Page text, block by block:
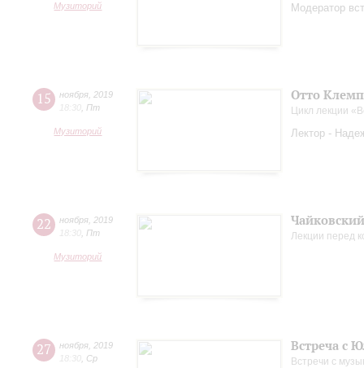
Музиторий Модератор
15 ноября 2019
18:30 Пт
Музиторий
Отто
Цикл лекции
Лектор -
22 ноября 2019
18:30 Пт
Музиторий
Лекции перед
27 ноября 2019
18:30 Ср
Встреча с
Встречи с